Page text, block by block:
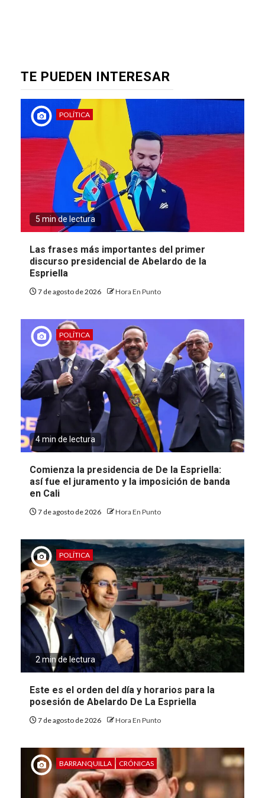
TE PUEDEN INTERESAR
POLÍTICA
5 min de lectura
Las frases más importantes del primer
discurso presidencial de Abelardo de la
Espriella
7 de agosto de 2026 Hora En Punto
POLÍTICA
4 min de lectura
Comienza la presidencia de De la Espriella:
así fue el juramento y la imposición de banda
en Cali
7 de agosto de 2026 Hora En Punto
POLÍTICA
2 min de lectura
Este es el orden del día y horarios para la
posesión de Abelardo De La Espriella
7 de agosto de 2026 Hora En Punto
BARRANQUILLA CRÓNICAS